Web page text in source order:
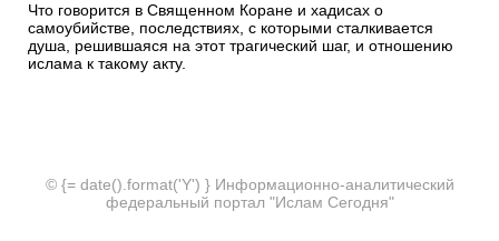
Что говорится в Священном Коране и хадисах о
самоубийстве, последствиях, с которыми сталкивается
душа, решившаяся на этот трагический шаг, и отношению
ислама к такому акту.
© {= date().format('Y') } Информационно-аналитический
федеральный портал "Ислам Сегодня"